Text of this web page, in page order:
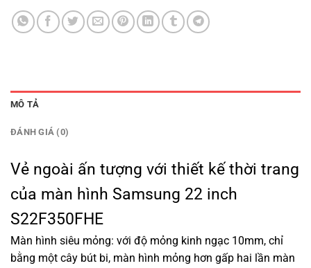
MÔ TẢ
ĐÁNH GIÁ (0)
Vẻ ngoài ấn tượng với thiết kế thời trang
của màn hình Samsung 22 inch
S22F350FHE
Màn hình siêu mỏng: với độ mỏng kinh ngạc 10mm, chỉ
bằng một cây bút bi, màn hình mỏng hơn gấp hai lần màn